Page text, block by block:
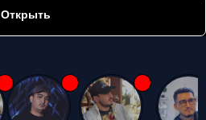
Открыть